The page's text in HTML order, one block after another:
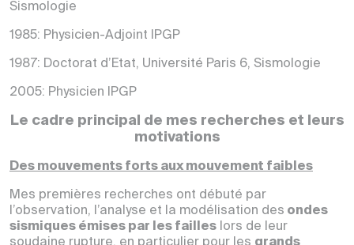
Sismologie
1985: Physicien-Adjoint IPGP
1987: Doctorat d’Etat, Université Paris 6, Sismologie
2005: Physicien IPGP
Le cadre principal de mes recherches et leurs
motivations
Des mouvements forts aux mouvement faibles
Mes premières recherches ont débuté par
l’observation, l’analyse et la modélisation des ondes
sismiques émises par les failles lors de leur